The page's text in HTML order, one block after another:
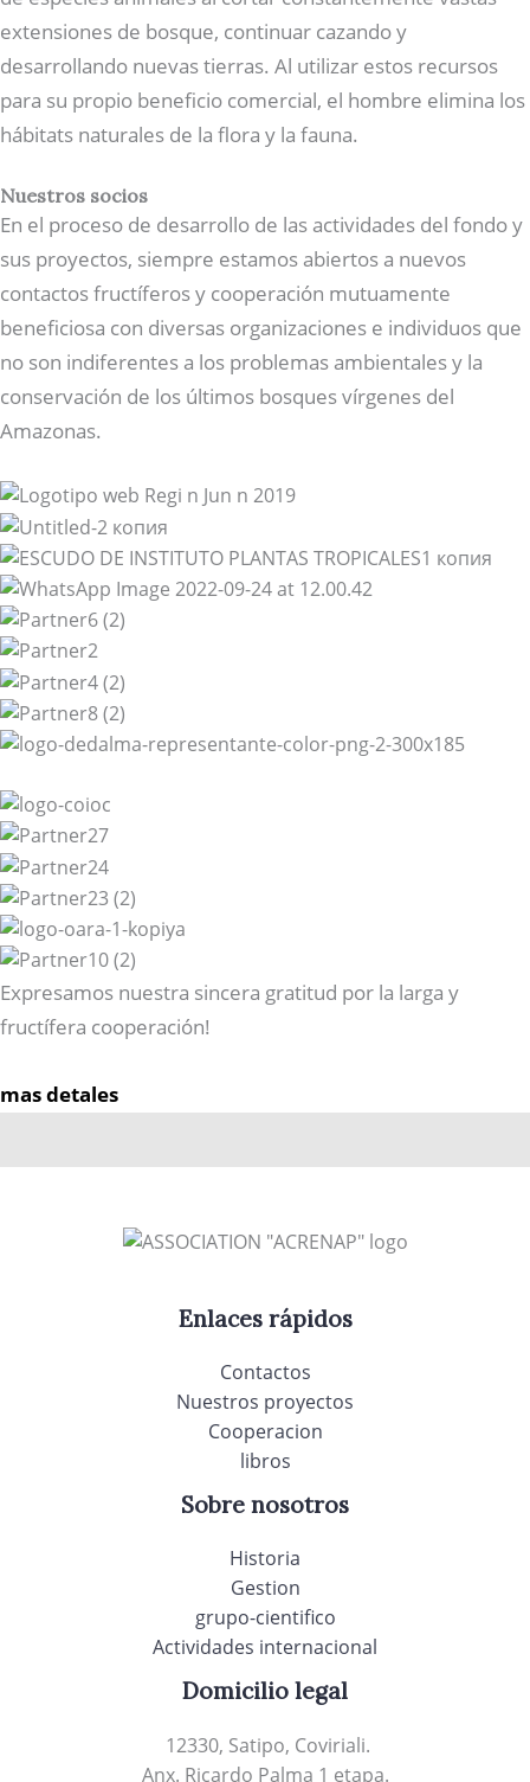
extensiones de bosque, continuar cazando y
desarrollando nuevas tierras. Al utilizar estos recursos
para su propio beneficio comercial, el hombre elimina los
hábitats naturales de la flora y la fauna.
Nuestros socios
En el proceso de desarrollo de las actividades del fondo y
sus proyectos, siempre estamos abiertos a nuevos
contactos fructíferos y cooperación mutuamente
beneficiosa con diversas organizaciones e individuos que
no son indiferentes a los problemas ambientales y la
conservación de los últimos bosques vírgenes del
Amazonas.
Expresamos nuestra sincera gratitud por la larga y
fructífera cooperación!
mas detales
Enlaces rápidos
Contactos
Nuestros proyectos
Cooperacion
libros
Sobre nosotros
Historia
Gestion
grupo-cientifico
Actividades internacional
Domicilio legal
12330, Satipo, Coviriali.
Anx. Ricardo Palma 1 etapa.